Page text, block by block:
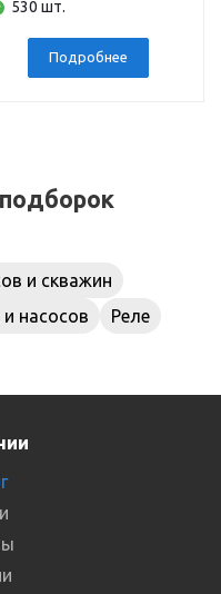
резьба 1
дюйм
530 шт.
Подробнее
и скважин
насосов
Реле